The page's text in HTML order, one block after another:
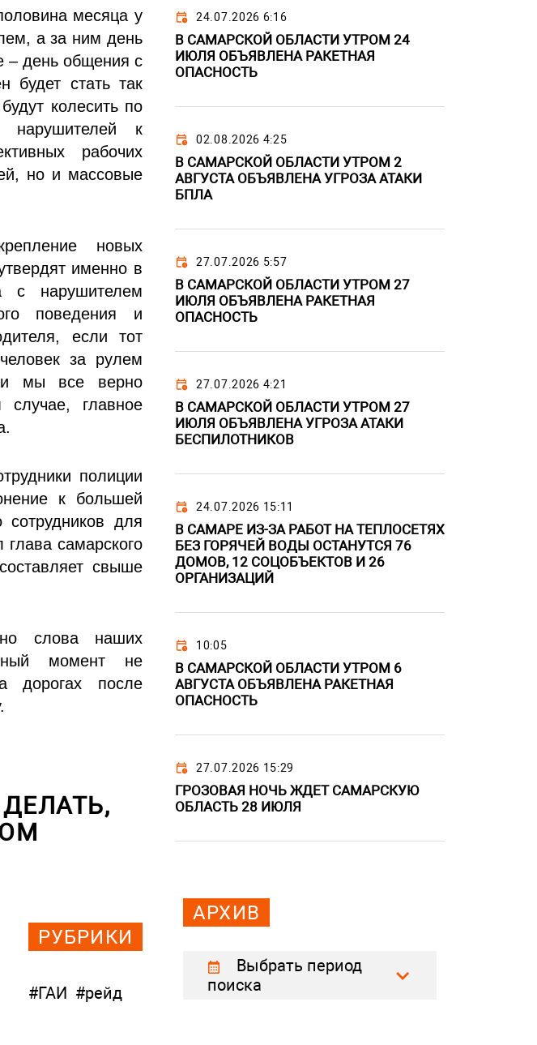
месяца у
а за ним день
– день общения с
будет стать так
колесить по
нарушителей к
рабочих
но и массовые
новых
именно в
с нарушителем
поведения и
если тот
за рулем
мы все верно
главное
полиции
к большей
для
самарского
свыше
слова наших
момент не
дорогах после
РУБРИКИ
#ГАИ #рейд
24.07.2026 6:16
В САМАРСКОЙ ОБЛАСТИ УТРОМ 24
ИЮЛЯ ОБЪЯВЛЕНА РАКЕТНАЯ
ОПАСНОСТЬ
02.08.2026 4:25
В САМАРСКОЙ ОБЛАСТИ УТРОМ 2
АВГУСТА ОБЪЯВЛЕНА УГРОЗА АТАКИ
БПЛА
27.07.2026 5:57
В САМАРСКОЙ ОБЛАСТИ УТРОМ 27
ИЮЛЯ ОБЪЯВЛЕНА РАКЕТНАЯ
ОПАСНОСТЬ
27.07.2026 4:21
В САМАРСКОЙ ОБЛАСТИ УТРОМ 27
ИЮЛЯ ОБЪЯВЛЕНА УГРОЗА АТАКИ
БЕСПИЛОТНИКОВ
24.07.2026 15:11
В САМАРЕ ИЗ-ЗА РАБОТ НА ТЕПЛОСЕТЯХ
БЕЗ ГОРЯЧЕЙ ВОДЫ ОСТАНУТСЯ 76
ДОМОВ, 12 СОЦОБЪЕКТОВ И 26
ОРГАНИЗАЦИЙ
10:05
В САМАРСКОЙ ОБЛАСТИ УТРОМ 6
АВГУСТА ОБЪЯВЛЕНА РАКЕТНАЯ
ОПАСНОСТЬ
27.07.2026 15:29
ГРОЗОВАЯ НОЧЬ ЖДЕТ САМАРСКУЮ
ОБЛАСТЬ 28 ИЮЛЯ
АРХИВ
Выбрать период
поиска